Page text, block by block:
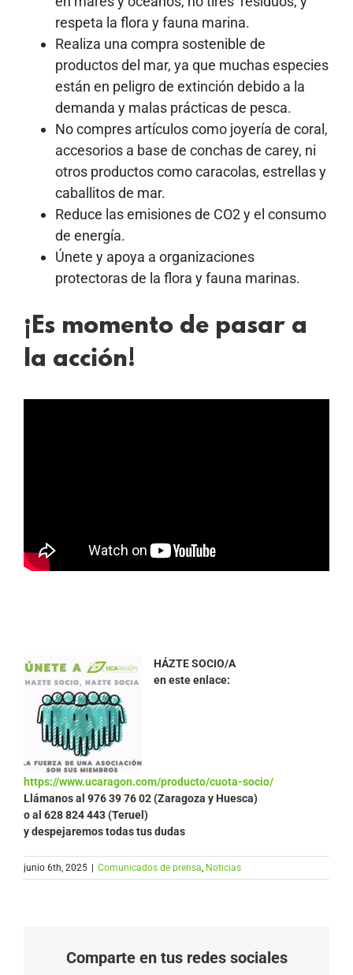
respeta la flora y fauna marina.
Realiza una compra sostenible de
productos del mar, ya que muchas especies
están en peligro de extinción debido a la
demanda y malas prácticas de pesca.
No compres artículos como joyería de coral,
accesorios a base de conchas de carey, ni
otros productos como caracolas, estrellas y
caballitos de mar.
Reduce las emisiones de CO2 y el consumo
de energía.
Únete y apoya a organizaciones
protectoras de la flora y fauna marinas.
¡Es momento de pasar a
la acción!
HÁZTE SOCIO/A
en este enlace:
https://www.ucaragon.com/producto/cuota-socio/
Llámanos al 976 39 76 02 (Zaragoza y Huesca)
o al 628 824 443 (Teruel)
y despejaremos todas tus dudas
junio 6th, 2025 | Comunicados de prensa, Noticias
Comparte en tus redes sociales